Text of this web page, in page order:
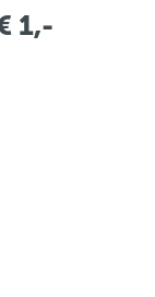
1,-